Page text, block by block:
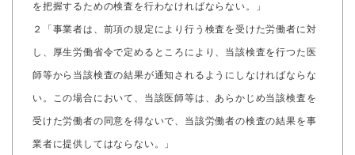
を把握するための検査を行わなければならない。」
２「事業者は、前項の規定により行う検査を受けた労働者に対
し、厚生労働省令で定めるところにより、当該検査を行つた医
師等から当該検査の結果が通知されるようにしなければならな
い。この場合において、当該医師等は、あらかじめ当該検査を
受けた労働者の同意を得ないで、当該労働者の検査の結果を事
業者に提供してはならない。」